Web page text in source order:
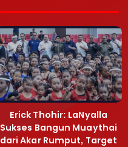
Erick Thohir: LaNyalla
Sukses Bangun Muaythai
dari Akar Rumput, Target